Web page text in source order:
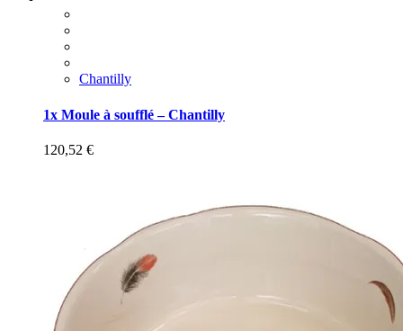
Chantilly
1x Moule à soufflé – Chantilly
120,52 €